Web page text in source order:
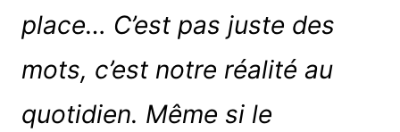
place… C’est pas juste des
mots, c’est notre réalité au
quotidien. Même si le